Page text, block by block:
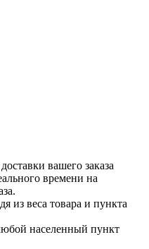
вашего заказа
времени на
из веса товара и пункта
населенный пункт